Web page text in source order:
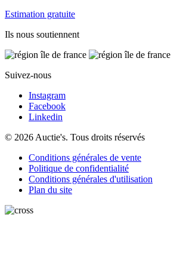
Estimation gratuite
Ils nous soutiennent
Suivez-nous
Instagram
Facebook
Linkedin
© 2026 Auctie's. Tous droits réservés
Conditions générales de vente
Politique de confidentialité
Conditions générales d'utilisation
Plan du site